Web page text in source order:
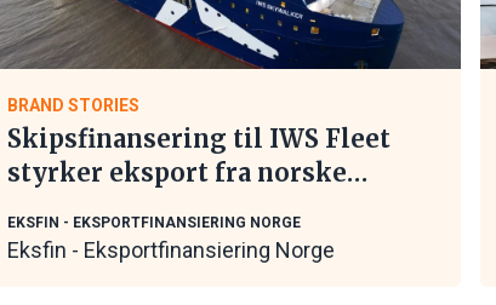
BRAND STORIES
Skipsfinansering til IWS Fleet
styrker eksport fra norske
EKSFIN - EKSPORTFINANSIERING NORGE
Eksfin - Eksportfinansiering Norge